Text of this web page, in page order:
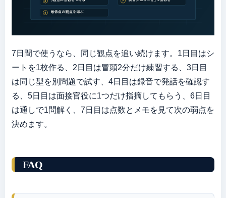
7日間で使うなら、同じ観点を追い続けます。1日目はシ
ートを1枚作る、2日目は冒頭2分だけ練習する、3日目
は同じ型を別問題で試す、4日目は録音で発話を確認す
る、5日目は面接官役に1つだけ指摘してもらう、6日目
は通しで1問解く、7日目は点数とメモを見て次の弱点を
決めます。
FAQ